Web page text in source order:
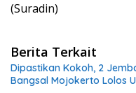
(Suradin)
Berita Terkait
Dipastikan Kokoh, 2
Bangsal Mojokerto Lolos